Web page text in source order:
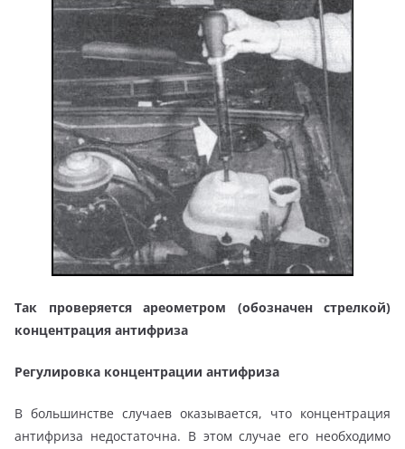
Так проверяется ареометром (обозначен стрелкой)
концентрация антифриза
Регулировка концентрации антифриза
В большинстве случаев оказывается, что концентрация
антифриза недостаточна. В этом случае его необходимо